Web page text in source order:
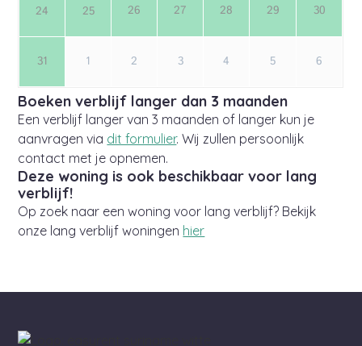
Boeken verblijf langer dan 3 maanden
Een verblijf langer van 3 maanden of langer kun je
aanvragen via dit formulier. Wij zullen persoonlijk
contact met je opnemen.
Deze woning is ook beschikbaar voor lang
verblijf!
Op zoek naar een woning voor lang verblijf? Bekijk
onze lang verblijf woningen hier